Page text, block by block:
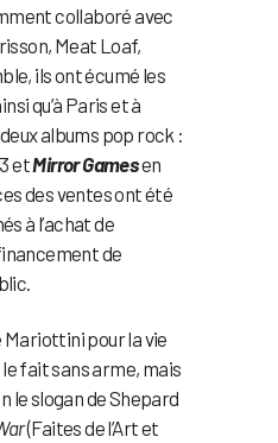
collaboré avec
Meat Loaf,
ils ont écumé les
qu’à Paris et à
albums pop rock :
etMirror Gamesen
des ventes ont été
à l’achat de
de
Mariottini pour la vie
fait sans arme, mais
le slogan de Shepard
(Faites de l’Art et